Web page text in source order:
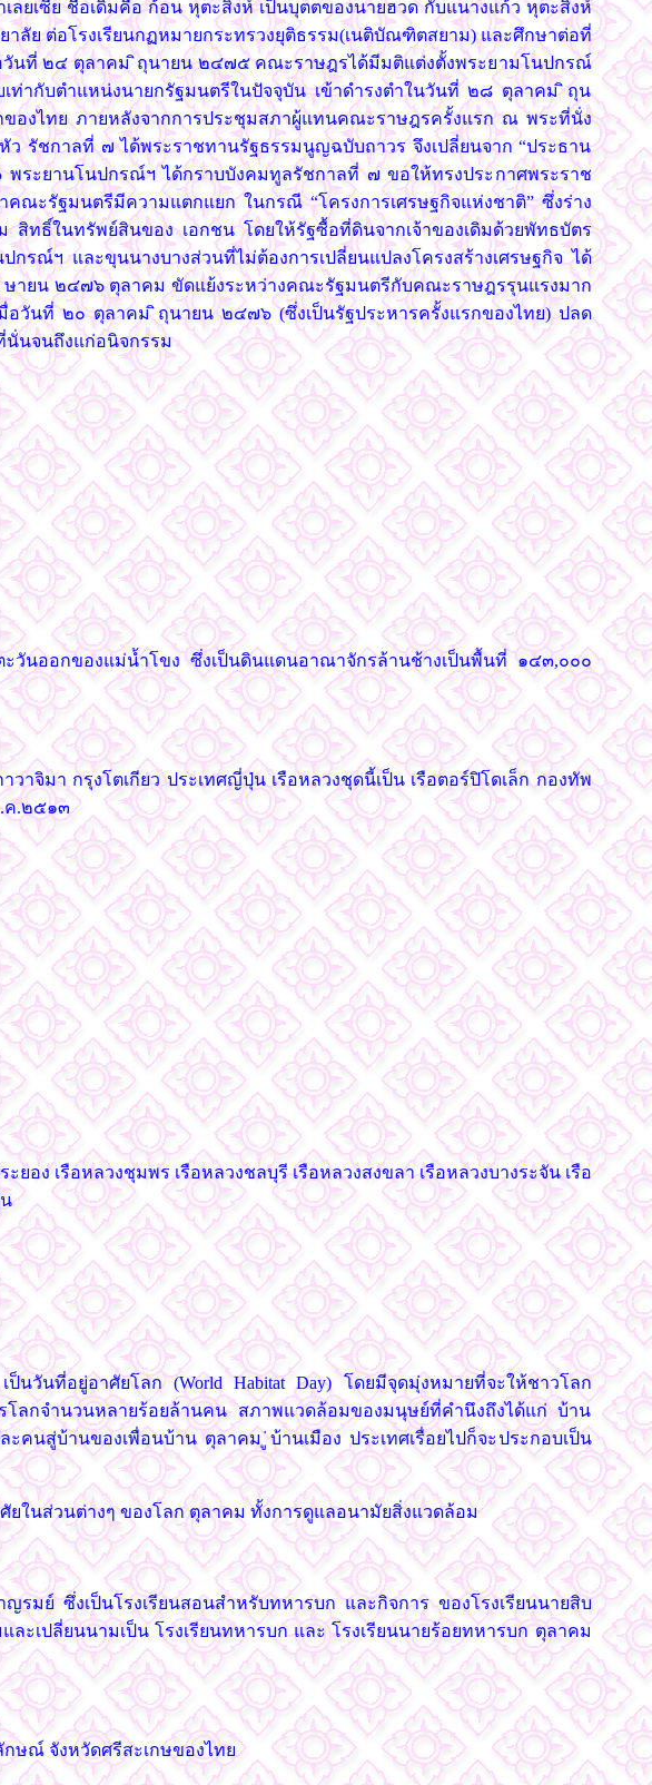
ยเซีย ชื่อเดิมคือ ก้อน หุตะสิงห์ เป็นบุตตของนายฮวด กับแนางแก้ว หุตะสิงห์
ย ต่อโรงเรียนกฏหมายกระทรวงยุติธรรม(เนติบัณฑิตสยาม) และศึกษาต่อที่
วันที่ ๒๔ ตุลาคม ิถุนายน ๒๔๗๕ คณะราษฎรได้มีมติแต่งตั้งพระยามโนปกรณ์
ท่ากับตำแหน่งนายกรัฐมนตรีในปัจจุบัน เข้าดำรงตำในวันที่ ๒๘ ตุลาคม ิถุน
งไทย ภายหลังจากการประชุมสภาผู้แทนคณะราษฎรครั้งแรก ณ พระที่นั่ง
รัชกาลที่ ๗ ได้พระราชทานรัฐธรรมนูญฉบับถาวร จึงเปลี่ยนจาก “ประธาน
ะยานโนปกรณ์ฯ ได้กราบบังคมทูลรัชกาลที่ ๗ ขอให้ทรงประกาศพระราช
ณะรัฐมนตรีมีความแตกแยก ในกรณี “โครงการเศรษฐกิจแห่งชาติ” ซึ่งร่าง
ธิ์ในทรัพย์สินของ เอกชน โดยให้รัฐซื้อที่ดินจากเจ้าของเดิมด้วยพัทธบัตร
รณ์ฯ และขุนนางบางส่วนที่ไม่ต้องการเปลี่ยนแปลงโครงสร้างเศรษฐกิจ ได้
ษายน ๒๔๗๖ ตุลาคม ขัดแย้งระหว่างคณะรัฐมนตรีกับคณะราษฎรรุนแรงมาก
วันที่ ๒๐ ตุลาคม ิถุนายน ๒๔๗๖ (ซึ่งเป็นรัฐประหารครั้งแรกของไทย) ปลด
นั่นจนถึงแก่อนิจกรรม
วันออกของแม่น้ำโขง ซึ่งเป็นดินแดนอาณาจักรล้านช้างเป็นพื้นที่ ๑๔๓,๐๐๐
าจิมา กรุงโตเกียว ประเทศญี่ปุ่น เรือหลวงชุดนี้เป็น เรือตอร์ปิโดเล็ก กองทัพ
.ค.๒๕๑๓
อง เรือหลวงชุมพร เรือหลวงชลบุรี เรือหลวงสงขลา เรือหลวงบางระจัน เรือ
วันที่อยู่อาศัยโลก (World Habitat Day) โดยมีจุดมุ่งหมายที่จะให้ชาวโลก
ลกจำนวนหลายร้อยล้านคน สภาพแวดล้อมของมนุษย์ที่คำนึงถึงได้แก่ บ้าน
นสู่บ้านของเพื่อนบ้าน ตุลาคม ู่บ้านเมือง ประเทศเรื่อยไปก็จะประกอบเป็น
ในส่วนต่างๆ ของโลก ตุลาคม ทั้งการดูแลอนามัยสิ่งแวดล้อม
ญรมย์ ซึ่งเป็นโรงเรียนสอนสำหรับทหารบก และกิจการ ของโรงเรียนนายสิบ
ะเปลี่ยนนามเป็น โรงเรียนทหารบก และ โรงเรียนนายร้อยทหารบก ตุลาคม
ษณ์ จังหวัดศรีสะเกษของไทย